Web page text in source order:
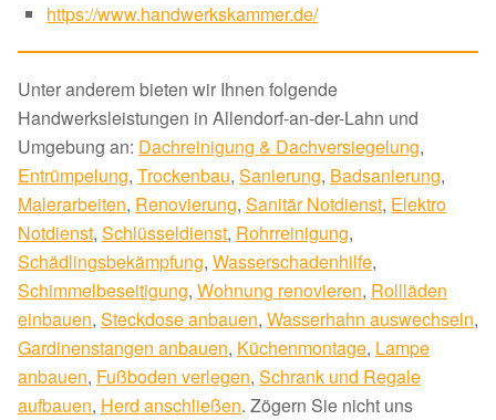
https://www.handwerkskammer.de/
Unter anderem bieten wir Ihnen folgende
Handwerksleistungen in Allendorf-an-der-Lahn und
Umgebung an: Dachreinigung & Dachversiegelung,
Entrümpelung, Trockenbau, Sanierung, Badsanierung,
Malerarbeiten, Renovierung, Sanitär Notdienst, Elektro
Notdienst, Schlüsseldienst, Rohrreinigung,
Schädlingsbekämpfung, Wasserschadenhilfe,
Schimmelbeseitigung, Wohnung renovieren, Rollläden
einbauen, Steckdose anbauen, Wasserhahn auswechseln,
Gardinenstangen anbauen, Küchenmontage, Lampe
anbauen, Fußboden verlegen, Schrank und Regale
aufbauen, Herd anschließen. Zögern Sie nicht uns